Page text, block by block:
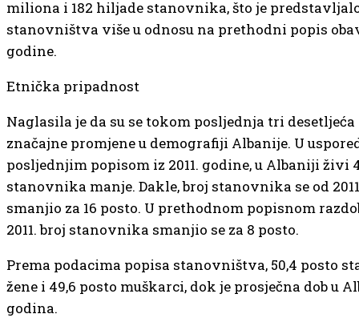
miliona i 182 hiljade stanovnika, što je
stanovništva više u odnosu na prethodni popis
godine.
Etnička pripadnost
Naglasila je da su se tokom posljednja tri
značajne promjene u demografiji Albanije. U
posljednjim popisom iz 2011. godine, u Albaniji živi
stanovnika manje. Dakle, broj stanovnika se od
smanjio za 16 posto. U prethodnom popisnom
2011. broj stanovnika smanjio se za 8 posto.
Prema podacima popisa stanovništva, 50,4 posto
žene i 49,6 posto muškarci, dok je prosječna dob u
godina.